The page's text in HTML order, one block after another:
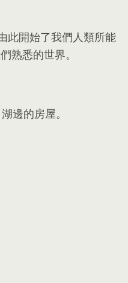
此開始了我們人類所能
熟悉的世界。
湖邊的房屋。